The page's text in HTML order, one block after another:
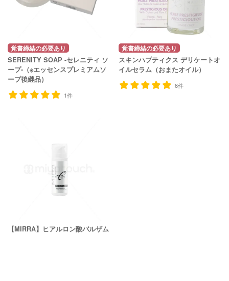
覚書締結の必要あり
SERENITY SOAP -セレニティ ソ
ープ-（※エッセンスプレミアムソ
ープ後継品）
1件
覚書締結の必要あり
スキンハプティクス デリケートオ
イルセラム（おまたオイル）
6件
【MIRRA】ヒアルロン酸バルザム